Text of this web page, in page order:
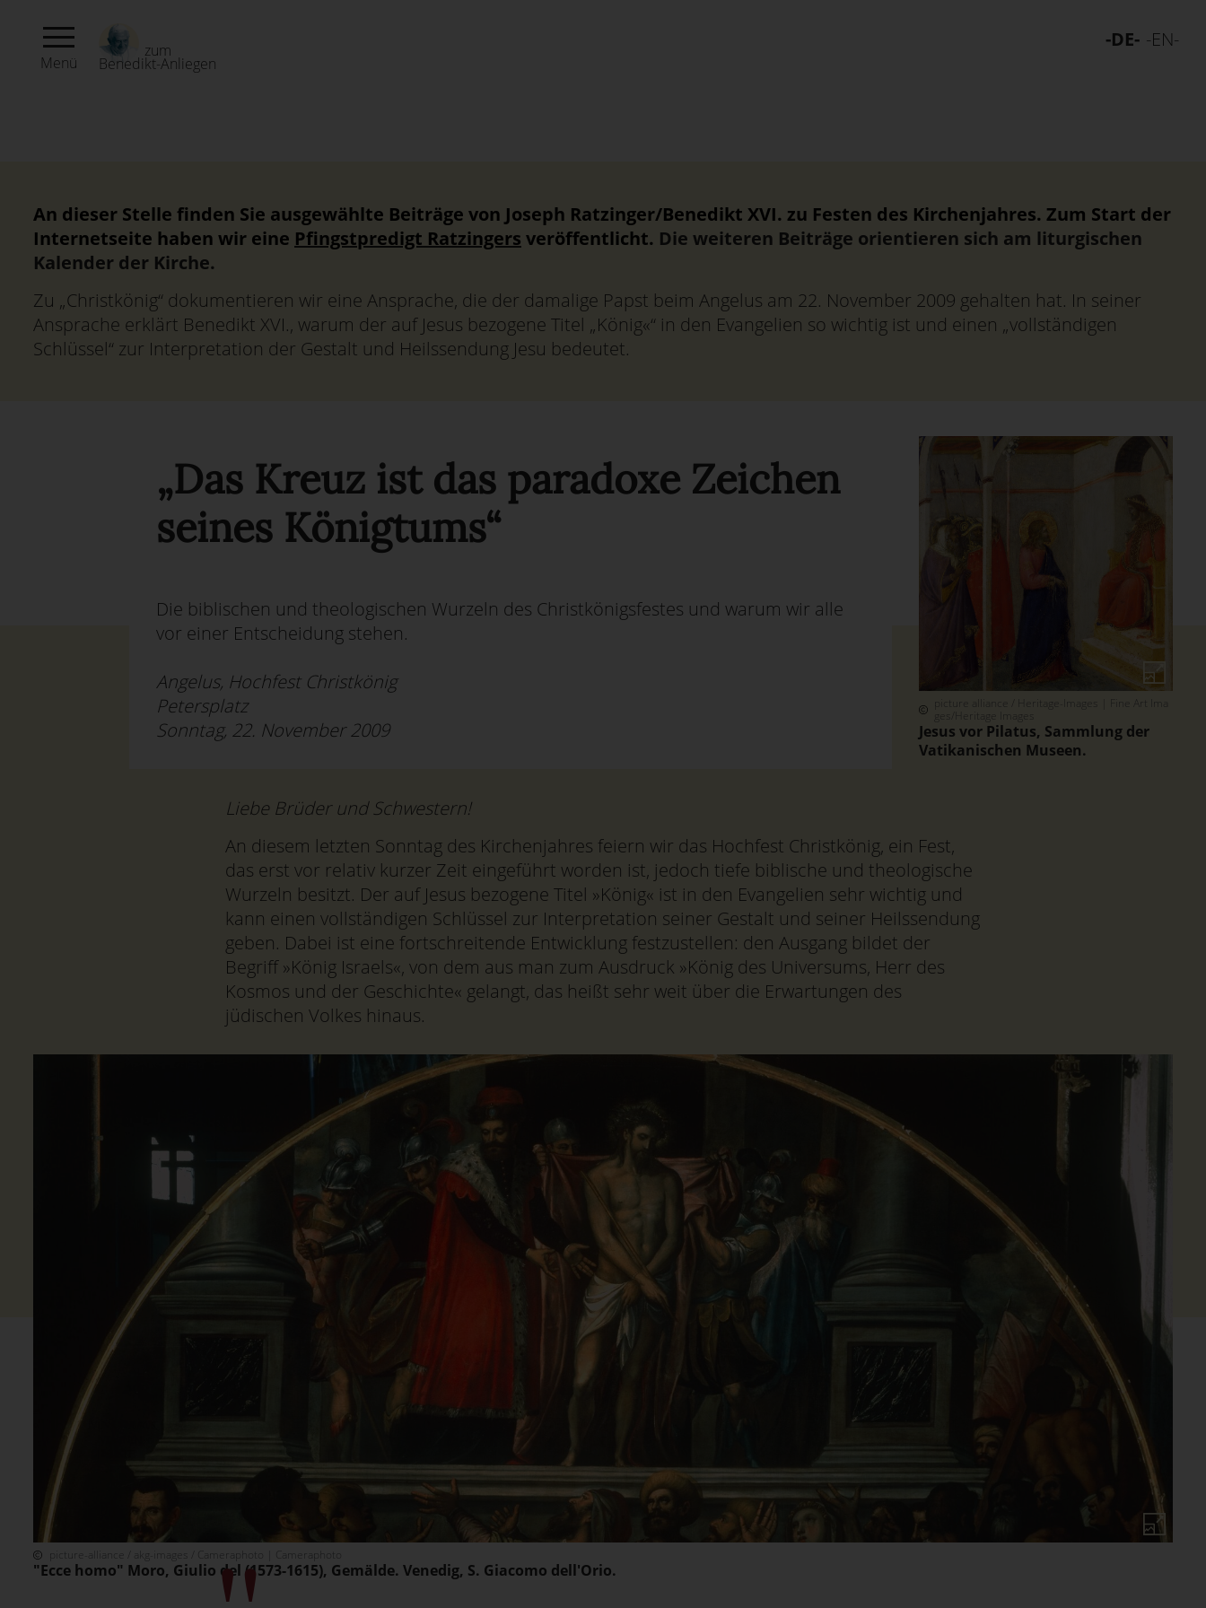
Menü
zum
Benedikt-Anliegen
-DE- -EN-
An dieser Stelle finden Sie ausgewählte Beiträge von Joseph Ratzinger/Benedikt XVI. zu Festen des Kirchenjahres. Zum Start der
Internetseite haben wir eine Pfingstpredigt Ratzingers veröffentlicht. Die weiteren Beiträge orientieren sich am liturgischen
Kalender der Kirche.
Zu „Christkönig“ dokumentieren wir eine Ansprache, die der damalige Papst beim Angelus am 22. November 2009 gehalten hat. In seiner
Ansprache erklärt Benedikt XVI., warum der auf Jesus bezogene Titel „König«“ in den Evangelien so wichtig ist und einen „vollständigen
Schlüssel“ zur Interpretation der Gestalt und Heilssendung Jesu bedeutet.
„Das Kreuz ist das paradoxe Zeichen
seines Königtums“
Die biblischen und theologischen Wurzeln des Christkönigsfestes und warum wir alle
vor einer Entscheidung stehen.
Angelus, Hochfest Christkönig
Petersplatz
Sonntag, 22. November 2009
picture alliance / Heritage-Images | Fine Art Ima
ges/Heritage Images
Jesus vor Pilatus, Sammlung der
Vatikanischen Museen.
Liebe Brüder und Schwestern!
An diesem letzten Sonntag des Kirchenjahres feiern wir das Hochfest Christkönig, ein Fest,
das erst vor relativ kurzer Zeit eingeführt worden ist, jedoch tiefe biblische und theologische
Wurzeln besitzt. Der auf Jesus bezogene Titel »König« ist in den Evangelien sehr wichtig und
kann einen vollständigen Schlüssel zur Interpretation seiner Gestalt und seiner Heilssendung
geben. Dabei ist eine fortschreitende Entwicklung festzustellen: den Ausgang bildet der
Begriff »König Israels«, von dem aus man zum Ausdruck »König des Universums, Herr des
Kosmos und der Geschichte« gelangt, das heißt sehr weit über die Erwartungen des
jüdischen Volkes hinaus.
picture-alliance / akg-images / Cameraphoto | Cameraphoto
"Ecce homo" Moro, Giulio del (1573-1615), Gemälde. Venedig, S. Giacomo dell'Orio.